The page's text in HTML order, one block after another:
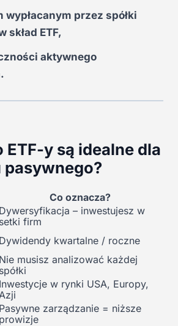
wypłacanym przez spółki
skład ETF,
aktywnego
ETF-y są idealne dla
Co oznacza?
Dywersyfikacja – inwestujesz w
setki firm
Dywidendy kwartalne / roczne
Nie musisz analizować każdej
spółki
Inwestycje w rynki USA, Europy,
Azji
Pasywne zarządzanie = niższe
prowizje